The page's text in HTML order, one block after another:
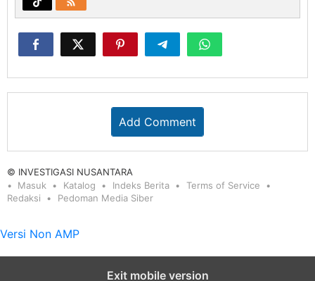
Add Comment
© INVESTIGASI NUSANTARA
Masuk
Katalog Indeks Berita
Terms of Service
Redaksi
Pedoman Media Siber
Versi Non AMP
Exit mobile version